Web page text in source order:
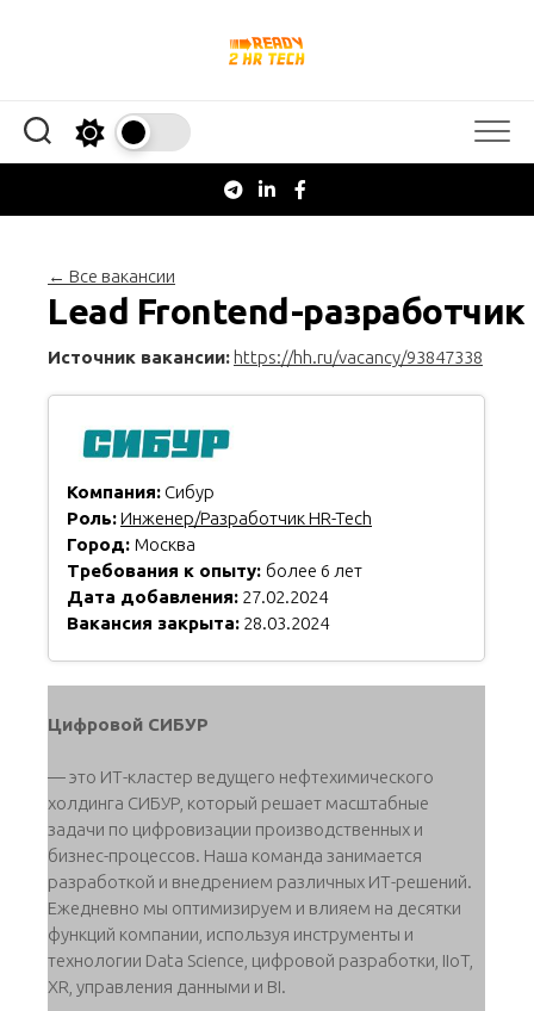
← Все вакансии
Lead Frontend-разработчик
Источник вакансии: https://hh.ru/vacancy/93847338
Компания: Сибур
Роль:Инженер/Разработчик HR-Tech
Город: Москва
Требования к опыту: более 6 лет
Дата добавления: 27.02.2024
Вакансия закрыта: 28.03.2024
Цифровой СИБУР
— это ИТ-кластер ведущего нефтехимического
холдинга СИБУР, который решает масштабные
задачи по цифровизации производственных и
бизнес-процессов. Наша команда занимается
разработкой и внедрением различных ИТ-решений.
Ежедневно мы оптимизируем и влияем на десятки
функций компании, используя инструменты и
технологии Data Science, цифровой разработки, IIoT,
XR, управления данными и BI.